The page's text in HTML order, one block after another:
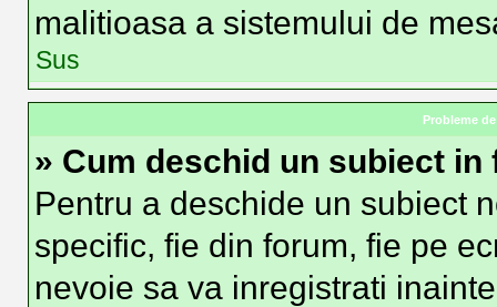
malitioasa a sistemului de
Sus
Probleme
» Cum deschid un subiect in
Pentru a deschide un subiect
specific, fie din forum, fie pe
nevoie sa va inregistrati